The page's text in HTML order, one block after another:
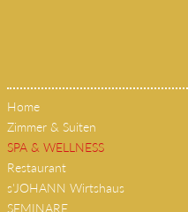
Home
Zimmer & Suiten
SPA & WELLNESS
Restaurant